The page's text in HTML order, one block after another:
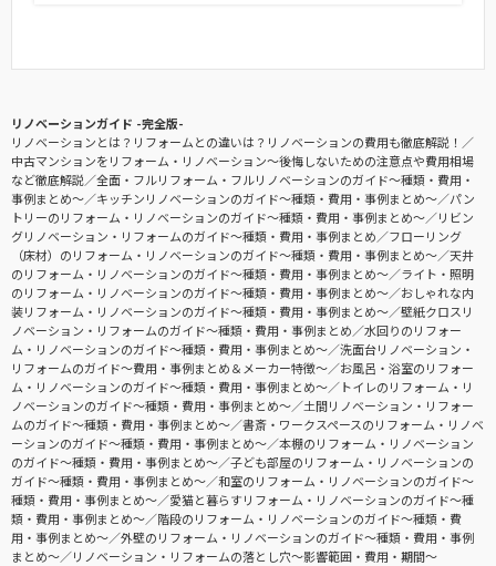
リノベーションガイド -完全版-
リノベーションとは？リフォームとの違いは？リノベーションの費用も徹底解説！
中古マンションをリフォーム・リノベーション〜後悔しないための注意点や費用相場
など徹底解説
全面・フルリフォーム・フルリノベーションのガイド〜種類・費用・
事例まとめ〜
キッチンリノベーションのガイド〜種類・費用・事例まとめ〜
パン
トリーのリフォーム・リノベーションのガイド〜種類・費用・事例まとめ〜
リビン
グリノベーション・リフォームのガイド〜種類・費用・事例まとめ
フローリング
（床材）のリフォーム・リノベーションのガイド〜種類・費用・事例まとめ〜
天井
のリフォーム・リノベーションのガイド〜種類・費用・事例まとめ〜
ライト・照明
のリフォーム・リノベーションのガイド〜種類・費用・事例まとめ〜
おしゃれな内
装リフォーム・リノベーションのガイド〜種類・費用・事例まとめ〜
壁紙クロスリ
ノベーション・リフォームのガイド〜種類・費用・事例まとめ
水回りのリフォー
ム・リノベーションのガイド〜種類・費用・事例まとめ〜
洗面台リノベーション・
リフォームのガイド〜費用・事例まとめ＆メーカー特徴〜
お風呂・浴室のリフォー
ム・リノベーションのガイド〜種類・費用・事例まとめ〜
トイレのリフォーム・リ
ノベーションのガイド〜種類・費用・事例まとめ〜
土間リノベーション・リフォー
ムのガイド〜種類・費用・事例まとめ〜
書斎・ワークスペースのリフォーム・リノベ
ーションのガイド〜種類・費用・事例まとめ〜
本棚のリフォーム・リノベーション
のガイド〜種類・費用・事例まとめ〜
子ども部屋のリフォーム・リノベーションの
ガイド〜種類・費用・事例まとめ〜
和室のリフォーム・リノベーションのガイド〜
種類・費用・事例まとめ〜
愛猫と暮らすリフォーム・リノベーションのガイド〜種
類・費用・事例まとめ〜
階段のリフォーム・リノベーションのガイド〜種類・費
用・事例まとめ〜
外壁のリフォーム・リノベーションのガイド〜種類・費用・事例
まとめ〜
リノベーション・リフォームの落とし穴～影響範囲・費用・期間～